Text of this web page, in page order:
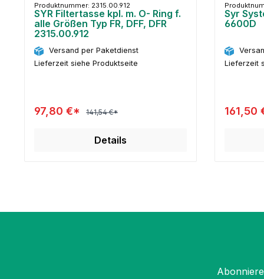
Produktnummer: 2315.00.912
SYR Filtertasse kpl. m. O- Ring f.
alle Größen Typ FR, DFF, DFR
2315.00.912
Versand per Paketdienst
Lieferzeit siehe Produktseite
97,80 €* 141,54 €*
Details
Syr
6600D
Lieferzeit